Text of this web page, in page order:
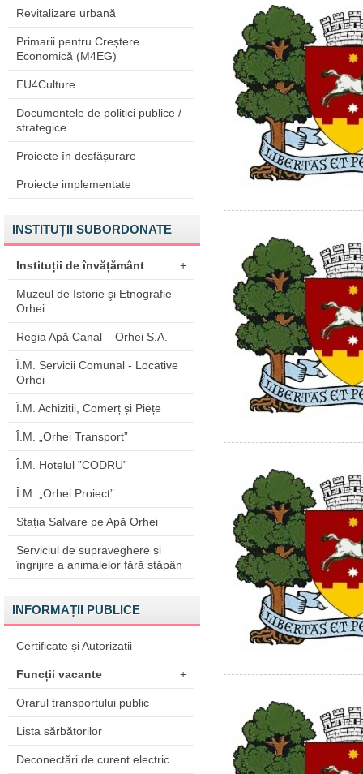
Revitalizare urbană
Primarii pentru Creștere
Economică (M4EG)
EU4Culture
Documentele de politici publice /
strategice
Proiecte în desfășurare
Proiecte implementate
INSTITUȚII SUBORDONATE
Instituții de învățământ +
Muzeul de Istorie şi Etnografie
Orhei
Regia Apă Canal – Orhei S.A.
Î.M. Servicii Comunal - Locative
Orhei
Î.M. Achiziții, Comerț și Piețe
Î.M. „Orhei Transport”
Î.M. Hotelul ”CODRU”
Î.M. „Orhei Proiect”
Stația Salvare pe Apă Orhei
Serviciul de supraveghere și
îngrijire a animalelor fără stăpân
INFORMAȚII PUBLICE
Certificate și Autorizații
Funcții vacante +
Orarul transportului public
Lista sărbătorilor
Deconectări de curent electric